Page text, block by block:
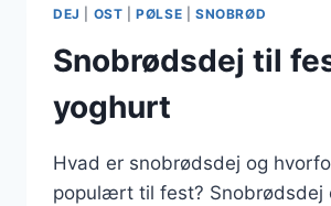
DEJ OST |PØLSE SNOBRØD
Snobrødsdej til
yoghurt
Hvad er snobrødsdej og
populært til fest? Snobrødsdej